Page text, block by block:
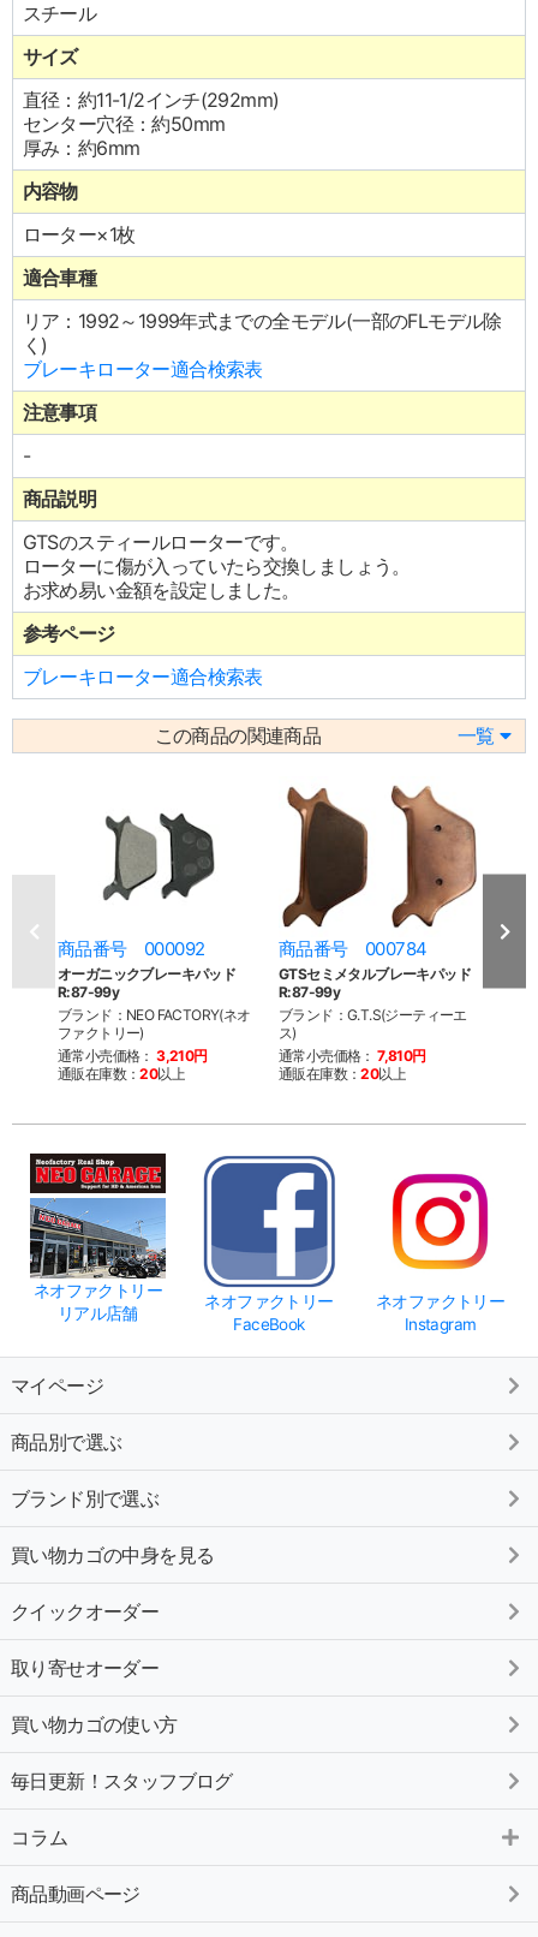
スチール
サイズ
直径：約11-1/2インチ(292mm)
センター穴径：約50mm
厚み：約6mm
内容物
ローター×1枚
適合車種
リア：1992～1999年式までの全モデル(一部のFLモデル除
く)
ブレーキローター適合検索表
注意事項
-
商品説明
GTSのスティールローターです。
ローターに傷が入っていたら交換しましょう。
お求め易い金額を設定しました。
参考ページ
ブレーキローター適合検索表
この商品の関連商品 一覧
商品番号 000092
オーガニックブレーキパッド
R:87-99y
ブランド：NEO FACTORY(ネオ
ファクトリー)
通常小売価格： 3,210円
通販在庫数：20以上
商品番号 000784
GTSセミメタルブレーキパッド
R:87-99y
ブランド：G.T.S(ジーティーエ
ス)
通常小売価格： 7,810円
通販在庫数：20以上
セッ
ネオファクトリー
リアル店舗
ネオファクトリー
FaceBook
ネオファクトリー
Instagram
マイページ
商品別で選ぶ
ブランド別で選ぶ
買い物カゴの中身を見る
クイックオーダー
取り寄せオーダー
買い物カゴの使い方
毎日更新！スタッフブログ
コラム
商品動画ページ